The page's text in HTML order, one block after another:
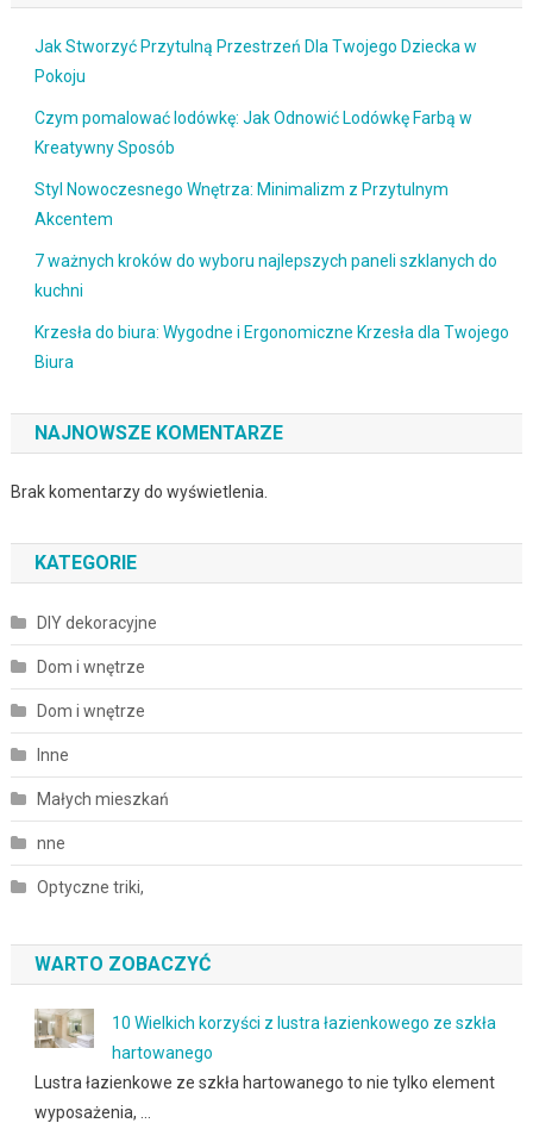
Jak Stworzyć Przytulną Przestrzeń Dla Twojego Dziecka w
Pokoju
Czym pomalować lodówkę: Jak Odnowić Lodówkę Farbą w
Kreatywny Sposób
Styl Nowoczesnego Wnętrza: Minimalizm z Przytulnym
Akcentem
7 ważnych kroków do wyboru najlepszych paneli szklanych do
kuchni
Krzesła do biura: Wygodne i Ergonomiczne Krzesła dla Twojego
Biura
NAJNOWSZE KOMENTARZE
Brak komentarzy do wyświetlenia.
KATEGORIE
DIY dekoracyjne
Dom i wnętrze
Dom i wnętrze
Inne
Małych mieszkań
nne
Optyczne triki,
WARTO ZOBACZYĆ
10 Wielkich korzyści z lustra łazienkowego ze szkła
hartowanego
Lustra łazienkowe ze szkła hartowanego to nie tylko element
wyposażenia, …